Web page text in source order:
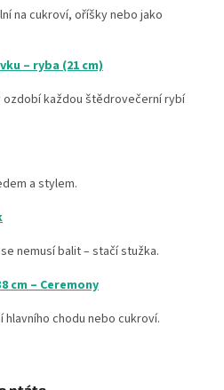
na cukroví, oříšky nebo jako
– ryba (21 cm)
každou štědrovečerní rybí
a stylem.
nemusí balit – stačí stužka.
cm – Ceremony
chodu nebo cukroví.